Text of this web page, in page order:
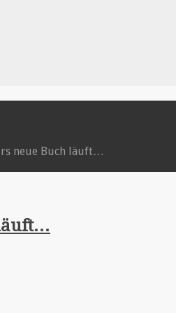
neue Buch läuft…